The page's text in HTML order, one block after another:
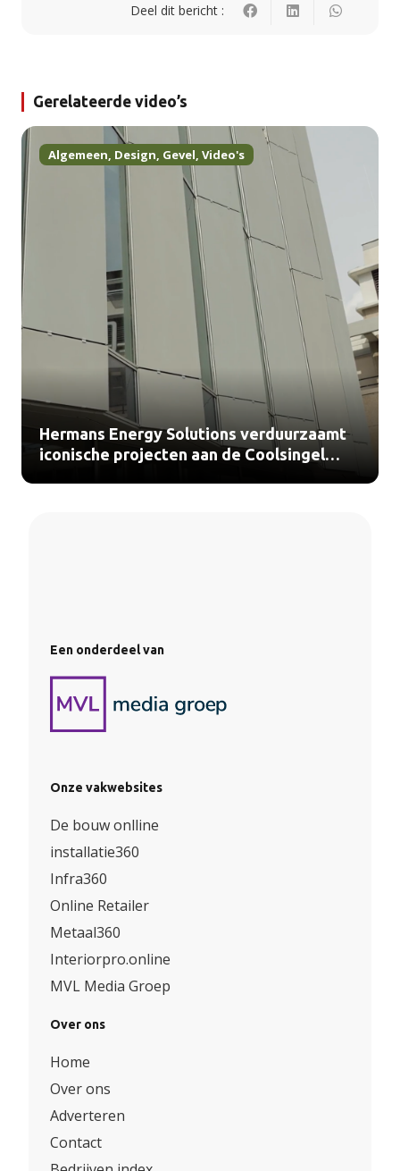
Deel dit bericht :
Gerelateerde video’s
Algemeen, Design, Gevel, Video's
Hermans Energy Solutions verduurzaamt
iconische projecten aan de Coolsingel
Een onderdeel van
Onze vakwebsites
De bouw onlline
installatie360
Infra360
Online Retailer
Metaal360
Interiorpro.online
MVL Media Groep
Over ons
Home
Over ons
Adverteren
Contact